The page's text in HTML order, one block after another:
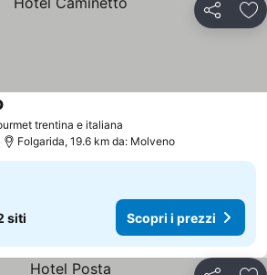
Condividi
trentina e italiana
Folgarida, 19.6 km da: Molveno
siti Scopri i prezzi